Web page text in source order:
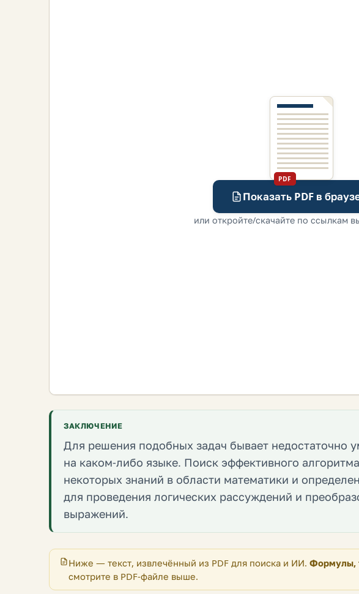
PDF
Показать PDF в
или откройте/скачайте по ссылкам
ЗАКЛЮЧЕНИЕ
Для решения подобных задач бывает недостаточно
на каком-либо языке. Поиск эффективного
некоторых знаний в области математики и
для проведения логических рассуждений и
выражений.
Ниже — текст, извлечённый из PDF для поиска и ИИ. Формулы,
смотрите в PDF-файле выше.